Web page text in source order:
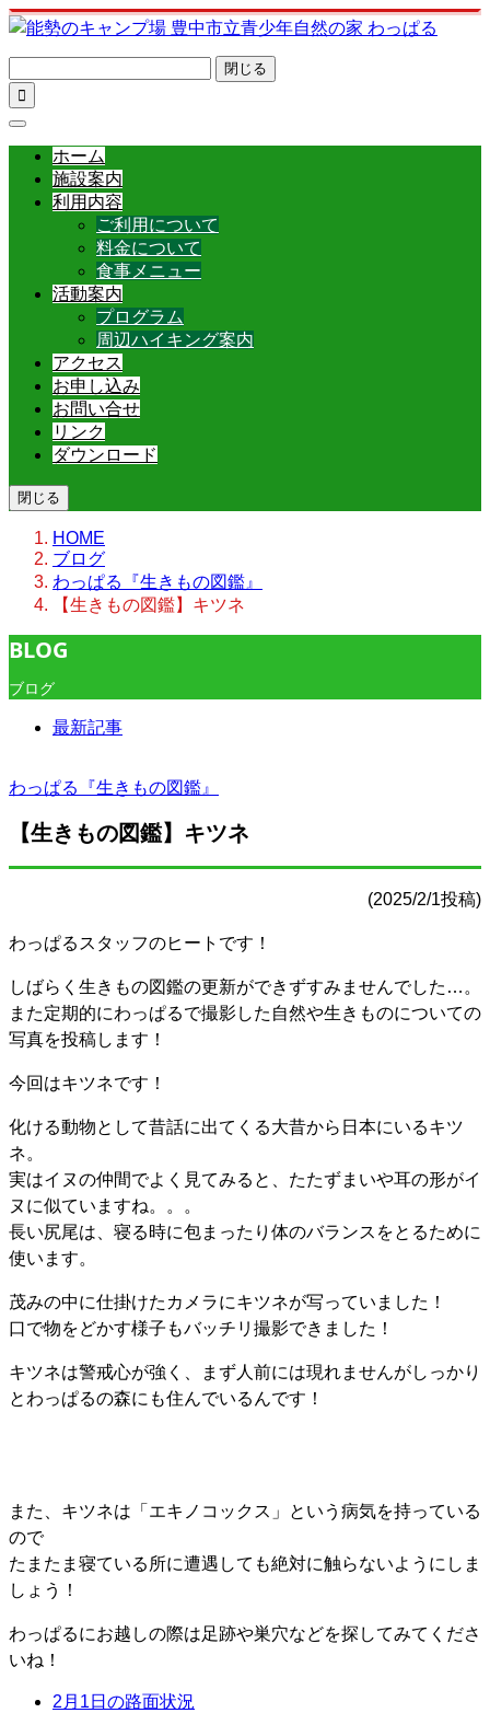
閉じる

ホーム
施設案内
利用内容
ご利用について
料金について
食事メニュー
活動案内
プログラム
周辺ハイキング案内
アクセス
お申し込み
お問い合せ
リンク
ダウンロード
閉じる
HOME
ブログ
わっぱる『生きもの図鑑』
【生きもの図鑑】キツネ
BLOG
ブログ
最新記事
わっぱる『生きもの図鑑』
【生きもの図鑑】キツネ
(2025/2/1投稿)
わっぱるスタッフのヒートです！
しばらく生きもの図鑑の更新ができずすみませんでした…。
また定期的にわっぱるで撮影した自然や生きものについての
写真を投稿します！
今回はキツネです！
化ける動物として昔話に出てくる大昔から日本にいるキツ
ネ。
実はイヌの仲間でよく見てみると、たたずまいや耳の形がイ
ヌに似ていますね。。。
長い尻尾は、寝る時に包まったり体のバランスをとるために
使います。
茂みの中に仕掛けたカメラにキツネが写っていました！
口で物をどかす様子もバッチリ撮影できました！
キツネは警戒心が強く、まず人前には現れませんがしっかり
とわっぱるの森にも住んでいるんです！
また、キツネは「エキノコックス」という病気を持っている
ので
たまたま寝ている所に遭遇しても絶対に触らないようにしま
しょう！
わっぱるにお越しの際は足跡や巣穴などを探してみてくださ
いね！
2月1日の路面状況